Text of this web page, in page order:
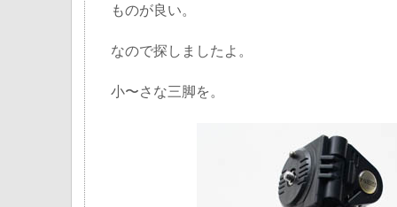
ものが良い。
なので探しましたよ。
小〜さな三脚を。